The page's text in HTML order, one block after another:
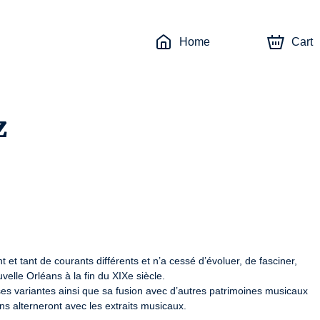
Home Cart
tant de courants différents et n’a cessé d’évoluer, de fasciner,
Orléans à la fin du XIXe siècle.
variantes ainsi que sa fusion avec d’autres patrimoines musicaux
alterneront avec les extraits musicaux.